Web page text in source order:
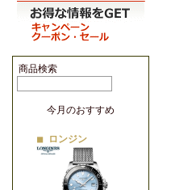
商品検索
今月のおすすめ
■ ロンジン